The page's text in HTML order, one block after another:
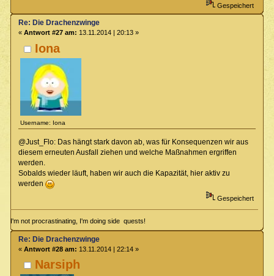
Gespeichert
Iona
Username: Iona
Re: Die Drachenzwinge
« Antwort #27 am: 13.11.2014 | 20:13 »
@Just_Flo: Das hängt stark davon ab, was für Konsequenzen wir aus
diesem erneuten Ausfall ziehen und welche Maßnahmen ergriffen
werden.
Sobalds wieder läuft, haben wir auch die Kapazität, hier aktiv zu
werden
Gespeichert
I'm not procrastinating, I'm doing side quests!
Narsiph
Re: Die Drachenzwinge
« Antwort #28 am: 13.11.2014 | 22:14 »